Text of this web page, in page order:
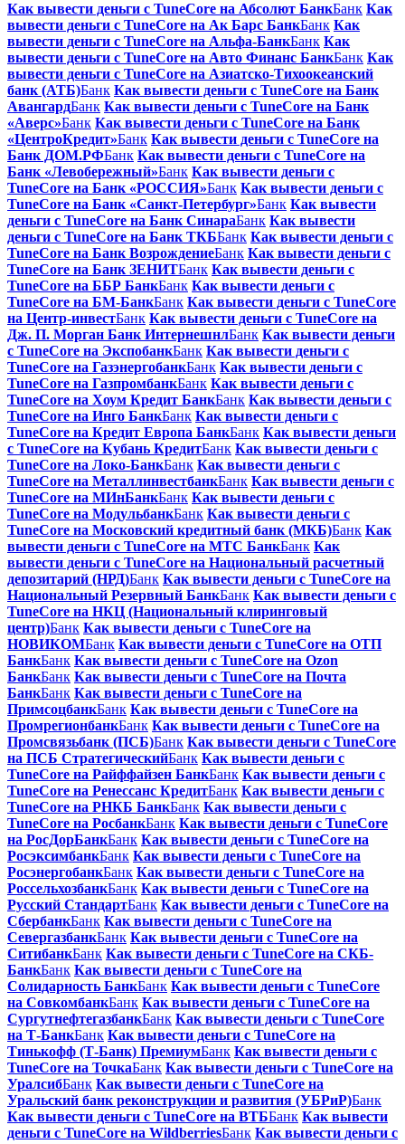
Как вывести деньги с TuneCore на Абсолют БанкБанк Как
вывести деньги с TuneCore на Ак Барс БанкБанк Как
вывести деньги с TuneCore на Альфа-БанкБанк Как
вывести деньги с TuneCore на Авто Финанс БанкБанк Как
вывести деньги с TuneCore на Азиатско-Тихоокеанский
банк (АТБ)Банк Как вывести деньги с TuneCore на Банк
АвангардБанк Как вывести деньги с TuneCore на Банк
«Аверс»Банк Как вывести деньги с TuneCore на Банк
«ЦентроКредит»Банк Как вывести деньги с TuneCore на
Банк ДОМ.РФБанк Как вывести деньги с TuneCore на
Банк «Левобережный»Банк Как вывести деньги с
TuneCore на Банк «РОССИЯ»Банк Как вывести деньги с
TuneCore на Банк «Санкт-Петербург»Банк Как вывести
деньги с TuneCore на Банк СинараБанк Как вывести
деньги с TuneCore на Банк ТКББанк Как вывести деньги с
TuneCore на Банк ВозрождениеБанк Как вывести деньги с
TuneCore на Банк ЗЕНИТБанк Как вывести деньги с
TuneCore на ББР БанкБанк Как вывести деньги с
TuneCore на БМ-БанкБанк Как вывести деньги с TuneCore
на Центр-инвестБанк Как вывести деньги с TuneCore на
Дж. П. Морган Банк ИнтернешнлБанк Как вывести деньги
с TuneCore на ЭкспобанкБанк Как вывести деньги с
TuneCore на ГазэнергобанкБанк Как вывести деньги с
TuneCore на ГазпромбанкБанк Как вывести деньги с
TuneCore на Хоум Кредит БанкБанк Как вывести деньги с
TuneCore на Инго БанкБанк Как вывести деньги с
TuneCore на Кредит Европа БанкБанк Как вывести деньги
с TuneCore на Кубань КредитБанк Как вывести деньги с
TuneCore на Локо-БанкБанк Как вывести деньги с
TuneCore на МеталлинвестбанкБанк Как вывести деньги с
TuneCore на МИнБанкБанк Как вывести деньги с
TuneCore на МодульбанкБанк Как вывести деньги с
TuneCore на Московский кредитный банк (МКБ)Банк Как
вывести деньги с TuneCore на МТС БанкБанк Как
вывести деньги с TuneCore на Национальный расчетный
депозитарий (НРД)Банк Как вывести деньги с TuneCore на
Национальный Резервный БанкБанк Как вывести деньги с
TuneCore на НКЦ (Национальный клиринговый
центр)Банк Как вывести деньги с TuneCore на
НОВИКОМБанк Как вывести деньги с TuneCore на ОТП
БанкБанк Как вывести деньги с TuneCore на Ozon
БанкБанк Как вывести деньги с TuneCore на Почта
БанкБанк Как вывести деньги с TuneCore на
ПримсоцбанкБанк Как вывести деньги с TuneCore на
ПромрегионбанкБанк Как вывести деньги с TuneCore на
Промсвязьбанк (ПСБ)Банк Как вывести деньги с TuneCore
на ПСБ СтратегическийБанк Как вывести деньги с
TuneCore на Райффайзен БанкБанк Как вывести деньги с
TuneCore на Ренессанс КредитБанк Как вывести деньги с
TuneCore на РНКБ БанкБанк Как вывести деньги с
TuneCore на РосбанкБанк Как вывести деньги с TuneCore
на РосДорБанкБанк Как вывести деньги с TuneCore на
РосэксимбанкБанк Как вывести деньги с TuneCore на
РосэнергобанкБанк Как вывести деньги с TuneCore на
РоссельхозбанкБанк Как вывести деньги с TuneCore на
Русский СтандартБанк Как вывести деньги с TuneCore на
СбербанкБанк Как вывести деньги с TuneCore на
СевергазбанкБанк Как вывести деньги с TuneCore на
СитибанкБанк Как вывести деньги с TuneCore на СКБ-
БанкБанк Как вывести деньги с TuneCore на
Солидарность БанкБанк Как вывести деньги с TuneCore
на СовкомбанкБанк Как вывести деньги с TuneCore на
СургутнефтегазбанкБанк Как вывести деньги с TuneCore
на Т-БанкБанк Как вывести деньги с TuneCore на
Тинькофф (Т‑Банк) ПремиумБанк Как вывести деньги с
TuneCore на ТочкаБанк Как вывести деньги с TuneCore на
УралсибБанк Как вывести деньги с TuneCore на
Уральский банк реконструкции и развития (УБРиР)Банк
Как вывести деньги с TuneCore на ВТББанк Как вывести
деньги с TuneCore на WildberriesБанк Как вывести деньги с